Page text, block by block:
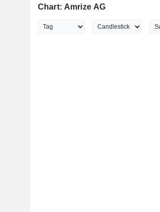
Chart: Amrize AG